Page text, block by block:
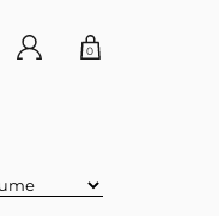
0